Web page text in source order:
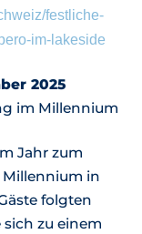
festliche-
im-lakeside
2025
im Millennium
Jahr zum
in
folgten
zu einem